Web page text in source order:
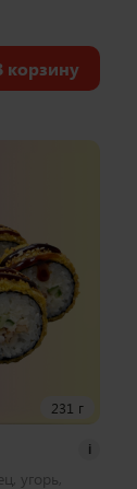
корзину
231 г
i
угорь,